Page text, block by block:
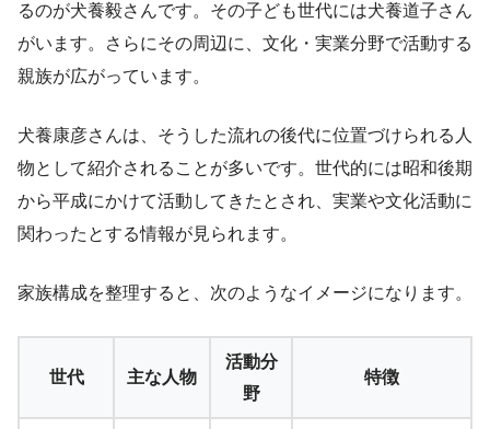
るのが犬養毅さんです。その子ども世代には犬養道子さん
がいます。さらにその周辺に、文化・実業分野で活動する
親族が広がっています。
犬養康彦さんは、そうした流れの後代に位置づけられる人
物として紹介されることが多いです。世代的には昭和後期
から平成にかけて活動してきたとされ、実業や文化活動に
関わったとする情報が見られます。
家族構成を整理すると、次のようなイメージになります。
世代 主な人物
活動分
野
特徴